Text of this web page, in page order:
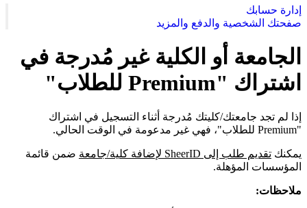
إدارة حسابك
صفحتك الشخصية والدفع والمزيد
الجامعة أو الكلية غير مُدرجة في
اشتراك "Premium للطلاب"
إذا لم تجد جامعتك/كليتك مُدرجة أثناء التسجيل في اشتراك
"Premium للطلاب"، فهي غير مدعومة في الوقت الحالي.
يمكنك تقديم طلب إلى SheerID لإضافة كلية/جامعة
ضمن قائمة
المؤسسات المؤهلة.
ملاحظات: